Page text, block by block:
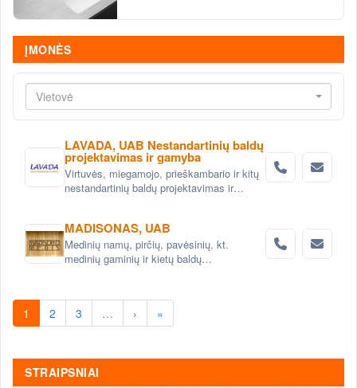
ĮMONĖS
Vietovė
LAVADA, UAB Nestandartinių baldų
projektavimas ir gamyba
Virtuvės, miegamojo, prieškambario ir kitų
nestandartinių baldų projektavimas ir
MADISONAS, UAB
Medinių namų, pirčių, pavėsinių, kt.
medinių gaminių ir kietų baldų
1 2 3 … › »
STRAIPSNIAI